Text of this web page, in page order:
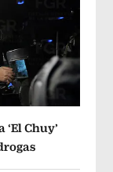
Chuy’